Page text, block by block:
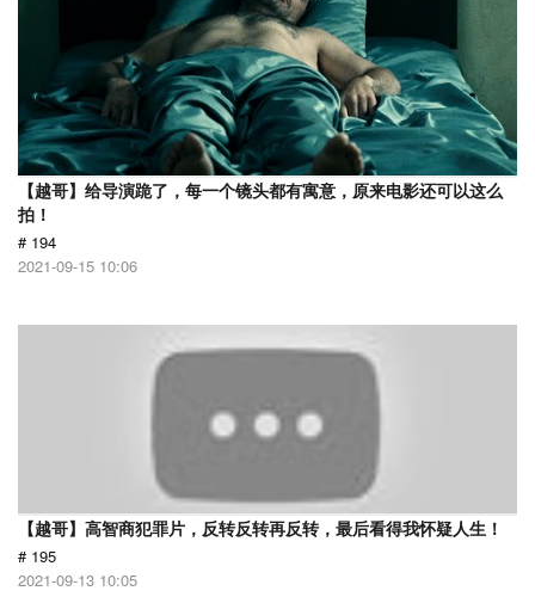
【越哥】给导演跪了，每一个镜头都有寓意，原来电影还可以这么
拍！
# 194
2021-09-15 10:06
【越哥】高智商犯罪片，反转反转再反转，最后看得我怀疑人生！
# 195
2021-09-13 10:05